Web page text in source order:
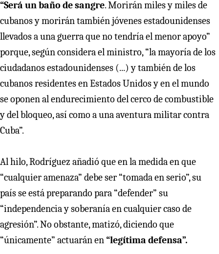
“Será un baño de sangre. Morirán miles y miles de
cubanos y morirán también jóvenes estadounidenses
llevados a una guerra que no tendría el menor apoyo”
porque, según considera el ministro, “la mayoría de los
ciudadanos estadounidenses (...) y también de los
cubanos residentes en Estados Unidos y en el mundo
se oponen al endurecimiento del cerco de combustible
y del bloqueo, así como a una aventura militar contra
Cuba”.
Al hilo, Rodríguez añadió que en la medida en que
“cualquier amenaza” debe ser “tomada en serio”, su
país se está preparando para “defender” su
“independencia y soberanía en cualquier caso de
agresión”. No obstante, matizó, diciendo que
“únicamente” actuarán en“legítima defensa”.